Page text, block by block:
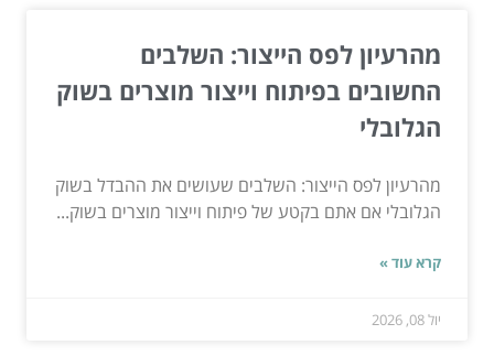
מהרעיון לפס הייצור: השלבים
החשובים בפיתוח וייצור מוצרים בשוק
הגלובלי
מהרעיון לפס הייצור: השלבים שעושים את ההבדל בשוק
הגלובלי אם אתם בקטע של פיתוח וייצור מוצרים בשוק...
קרא עוד »
יול 08, 2026